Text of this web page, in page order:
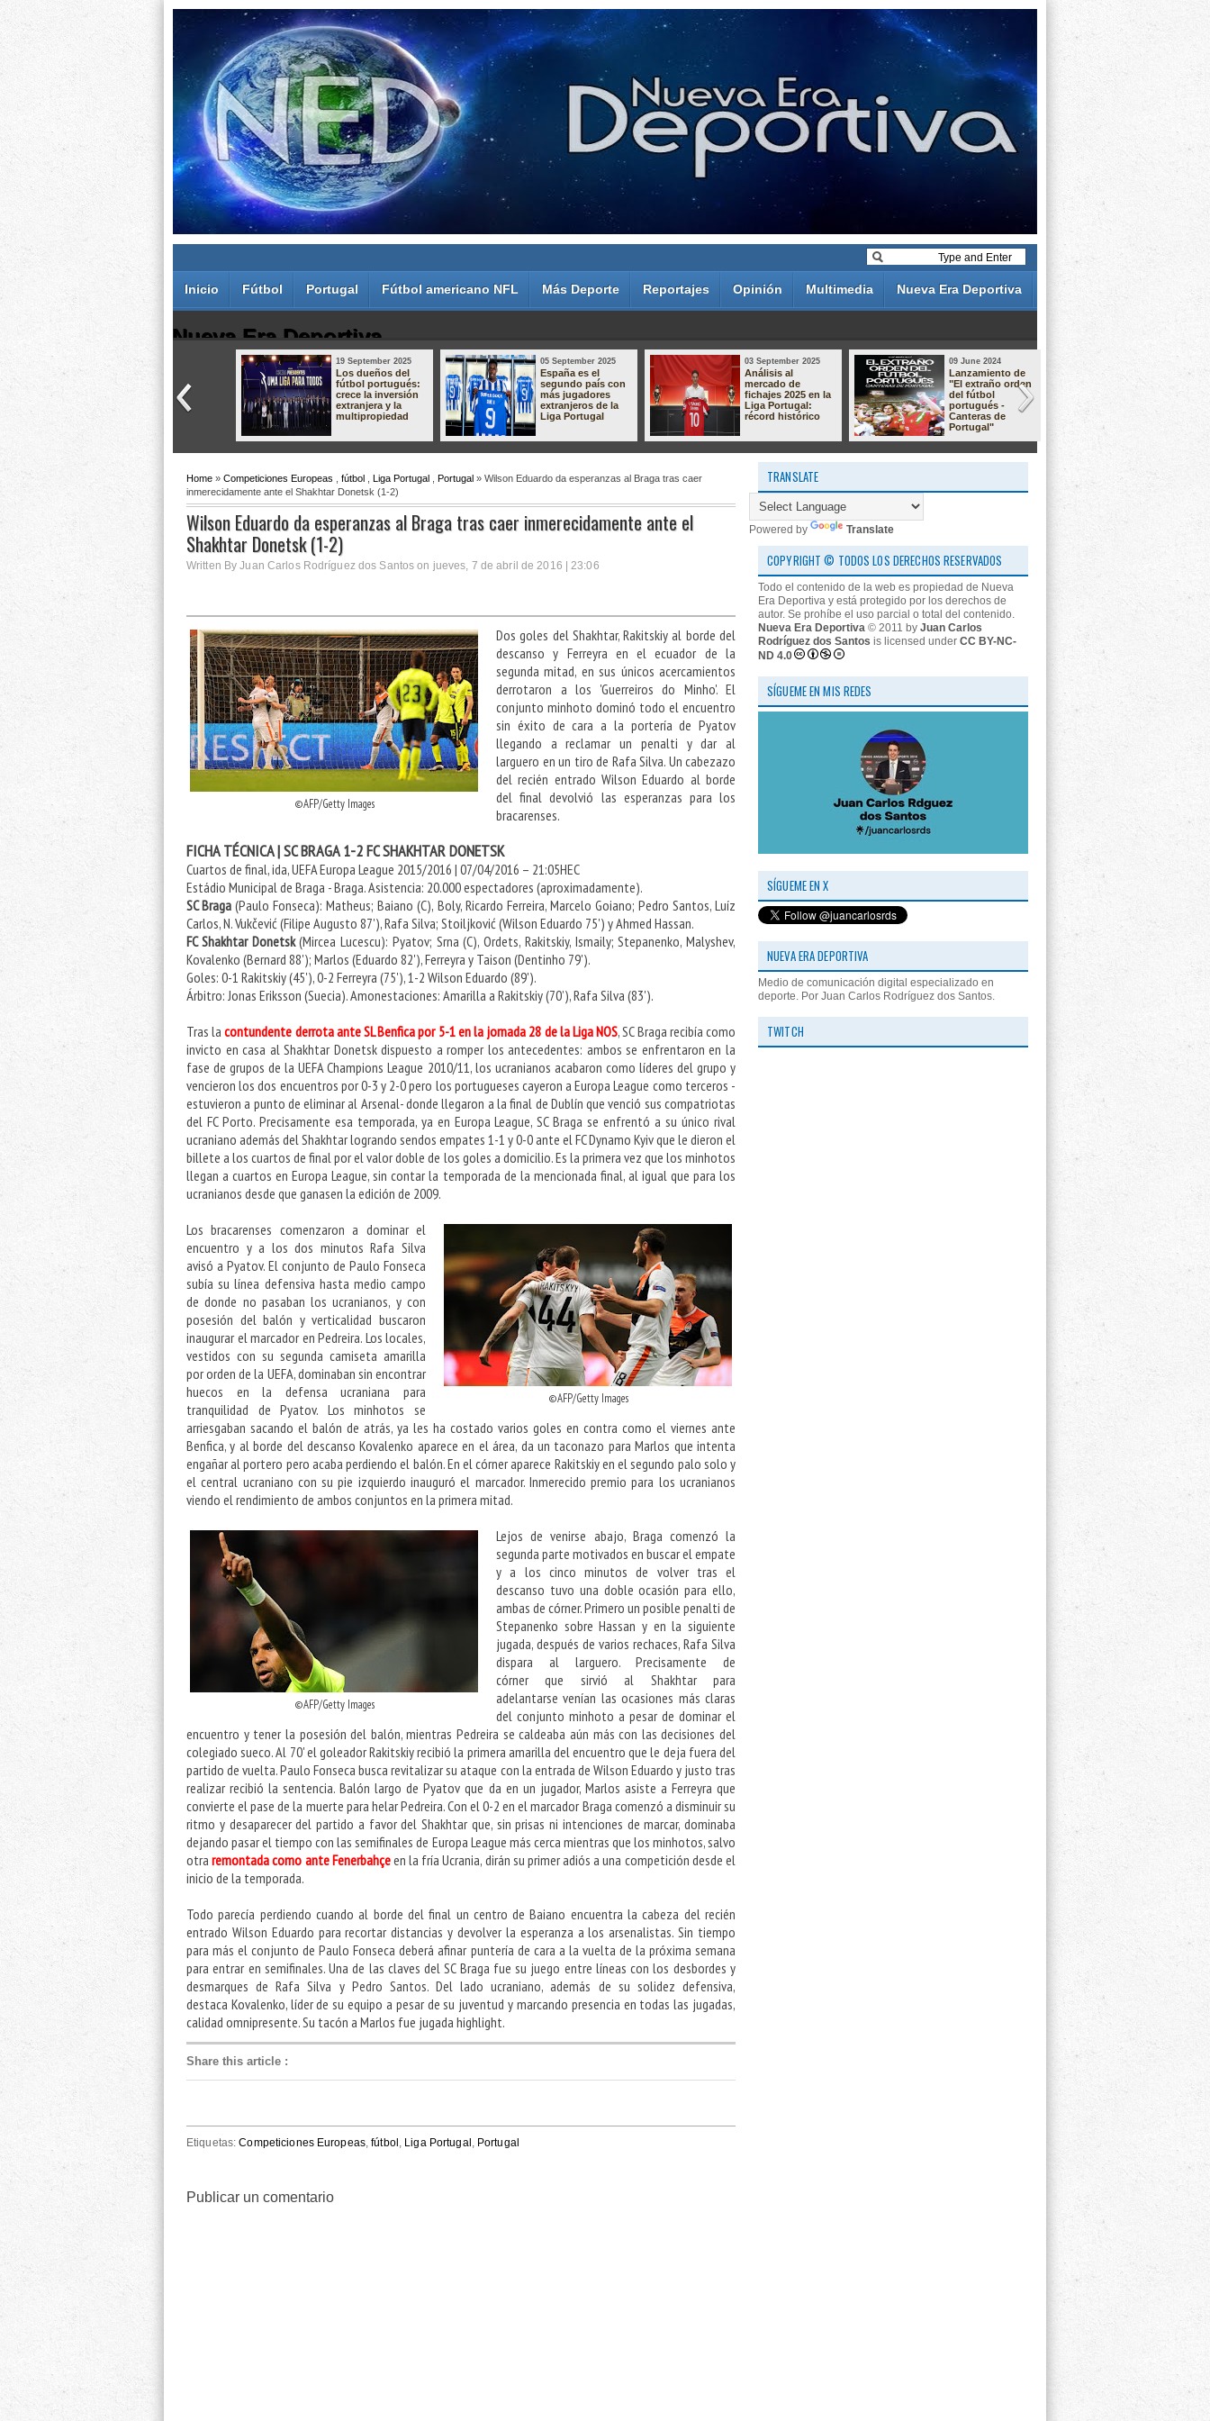
Inicio Fútbol Portugal Fútbol americano NFL Más Deporte Reportajes Opinión Multimedia Nueva Era Deportiva
Nueva Era Deportiva
Juan Carlos Rodríguez dos Santos
19 September 2025
Los dueños del
fútbol portugués:
crece la inversión
extranjera y la
multipropiedad
05 September 2025
España es el
segundo país con
más jugadores
extranjeros de la
Liga Portugal
03 September 2025
Análisis al
mercado de
fichajes 2025 en la
Liga Portugal:
récord histórico
09 June 2024
Lanzamiento de
"El extraño orden
del fútbol
portugués -
Canteras de
Portugal"
19 May 2024
Análisis de
Liga
23/24:
Home » Competiciones Europeas fútbol Liga Portugal Portugal » Wilson Eduardo da esperanzas al Braga tras caer
inmerecidamente ante el Shakhtar Donetsk (1-2)
Wilson Eduardo da esperanzas al Braga tras caer inmerecidamente ante el
Shakhtar Donetsk (1-2)
Written By Juan Carlos Rodríguez dos Santos on jueves, 7 de abril de 2016 | 23:06
©AFP/Getty Images
Dos goles del Shakhtar,Rakitskiy al borde del
descanso y Ferreyra en el ecuador de la
segunda mitad, en sus únicos acercamientos
derrotaron a los 'Guerreiros do Minho'. El
conjunto minhoto dominó todo el encuentro
sin éxito de cara a la portería de Pyatov
llegando a reclamar un penalti y dar al
larguero en un tiro de Rafa Silva. Un cabezazo
del recién entrado Wilson Eduardo al borde
del final devolvió las esperanzas para los
bracarenses.
FICHA TÉCNICA | SC BRAGA 1-2 FC SHAKHTAR DONETSK
Cuartos de final, ida, UEFA Europa League 2015/2016 | 07/04/2016 – 21:05HEC
Estádio Municipal de Braga - Braga. Asistencia: 20.000 espectadores (aproximadamente).
SC Braga(Paulo Fonseca): Matheus; Baiano (C), Boly, Ricardo Ferreira, Marcelo Goiano; Pedro Santos, Luíz
Carlos, N. Vukčević (Filipe Augusto 87'), Rafa Silva; Stoiljković (Wilson Eduardo 75') y Ahmed Hassan.
FC Shakhtar Donetsk(Mircea Lucescu): Pyatov; Srna (C), Ordets, Rakitskiy, Ismaily; Stepanenko, Malyshev,
Kovalenko (Bernard 88'); Marlos (Eduardo 82'), Ferreyra y Taison (Dentinho 79').
Goles: 0-1 Rakitskiy (45'), 0-2 Ferreyra (75'), 1-2 Wilson Eduardo (89').
Árbitro: Jonas Eriksson (Suecia). Amonestaciones: Amarilla a Rakitskiy (70’), Rafa Silva (83').
Tras lacontundente derrota ante SL Benfica por 5-1 en la jornada 28 de la Liga NOS, SC Braga recibía como
invicto en casa al Shakhtar Donetsk dispuesto a romper los antecedentes: ambos se enfrentaron en la
fase de grupos de la UEFA Champions League 2010/11, los ucranianos acabaron como líderes del grupo y
vencieron los dos encuentros por 0-3 y 2-0 pero los portugueses cayeron a Europa League como terceros -
estuvieron a punto de eliminar al Arsenal- donde llegaron a la final de Dublín que venció sus compatriotas
del FC Porto. Precisamente esa temporada, ya en Europa League, SC Braga se enfrentó a su único rival
ucraniano además del Shakhtar logrando sendos empates 1-1 y 0-0 ante el FC Dynamo Kyiv que le dieron el
billete a los cuartos de final por el valor doble de los goles a domicilio. Es la primera vez que los minhotos
llegan a cuartos en Europa League, sin contar la temporada de la mencionada final, al igual que para los
ucranianos desde que ganasen la edición de 2009.
©AFP/Getty Images
Los bracarenses comenzaron a dominar el
encuentro y a los dos minutos Rafa Silva
avisó a Pyatov. El conjunto de Paulo Fonseca
subía su línea defensiva hasta medio campo
de donde no pasaban los ucranianos, y con
posesión del balón y verticalidad buscaron
inaugurar el marcador en Pedreira. Los locales,
vestidos con su segunda camiseta amarilla
por orden de la UEFA, dominaban sin encontrar
huecos en la defensa ucraniana para
tranquilidad de Pyatov. Los minhotos se
arriesgaban sacando el balón de atrás, ya les ha costado varios goles en contra como el viernes ante
Benfica, y al borde del descanso Kovalenko aparece en el área, da un taconazo para Marlos que intenta
engañar al portero pero acaba perdiendo el balón. En el córner aparece Rakitskiy en el segundo palo solo y
el central ucraniano con su pie izquierdo inauguró el marcador. Inmerecido premio para los ucranianos
viendo el rendimiento de ambos conjuntos en la primera mitad.
©AFP/Getty Images
Lejos de venirse abajo, Braga comenzó la
segunda parte motivados en buscar el empate
y a los cinco minutos de volver tras el
descanso tuvo una doble ocasión para ello,
ambas de córner. Primero un posible penalti de
Stepanenko sobre Hassan y en la siguiente
jugada, después de varios rechaces, Rafa Silva
dispara al larguero. Precisamente de
córnerque sirvió al Shakhtar para
adelantarse venían las ocasiones más claras
del conjunto minhoto a pesar de dominar el
encuentro y tener la posesión del balón, mientras Pedreira se caldeaba aún más con las decisiones del
colegiado sueco. Al 70'el goleador Rakitskiy recibió la primera amarilla del encuentro que le deja fuera del
partido de vuelta. Paulo Fonseca busca revitalizar su ataque con la entrada de Wilson Eduardo y justo tras
realizar recibió la sentencia. Balón largo de Pyatov que da en un jugador, Marlos asiste a Ferreyra que
convierte el pase de la muerte para helar Pedreira. Con el 0-2 en el marcador Braga comenzó a disminuir su
ritmo y desaparecer del partido a favor del Shakhtar que, sin prisas ni intenciones de marcar, dominaba
dejando pasar el tiempo con las semifinales de Europa League más cerca mientras que los minhotos, salvo
otra remontada como ante Fenerbahçeen la fría Ucrania, dirán su primer adiós a una competición desde el
inicio de la temporada.
Todo parecía perdiendo cuando al borde del final un centro de Baiano encuentra la cabeza del recién
entrado Wilson Eduardo para recortar distancias y devolver la esperanza a los arsenalistas. Sin tiempo
para más el conjunto de Paulo Fonseca deberá afinar puntería de cara a la vuelta de la próxima semana
para entrar en semifinales. Una de las claves del SC Braga fue su juego entre líneas con los desbordes y
desmarques de Rafa Silva y Pedro Santos. Del lado ucraniano, además de su solidez defensiva,
destaca Kovalenko, líder de su equipo a pesar de su juventud y marcando presencia en todas las jugadas,
calidad omnipresente. Su tacón a Marlos fue jugada highlight.
Share this article :
Etiquetas:Competiciones Europeas,fútbol , Liga Portugal , Portugal
Publicar un comentario
TRANSLATE
Powered by Translate
COPYRIGHT © TODOS LOS DERECHOS RESERVADOS
Todo el contenido de la web es propiedad de Nueva
Era Deportiva y está protegido por los derechos de
autor. Se prohíbe el uso parcial o total del contenido.
Nueva Era Deportiva © 2011 by Juan Carlos
Rodríguez dos Santos is licensed under CC BY-NC-
ND 4.0
SÍGUEME EN MIS REDES
SÍGUEME EN X
NUEVA ERA DEPORTIVA
Medio de comunicación digital especializado en
deporte. Por Juan Carlos Rodríguez dos Santos.
TWITCH